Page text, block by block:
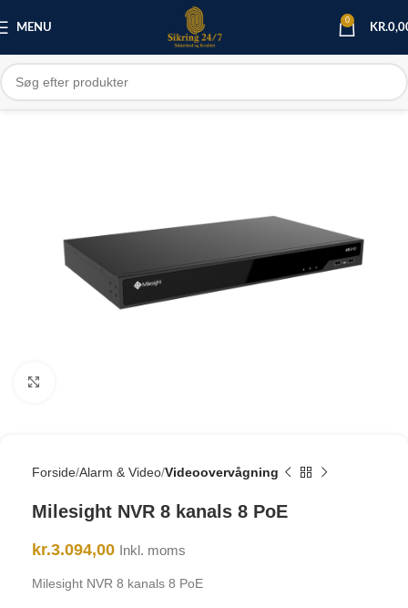
MENU
0
KR.
Forside Alarm & Video Videoovervågning
Milesight NVR 8 kanals 8 PoE
kr.3.094,00 Inkl. moms
Milesight NVR 8 kanals 8 PoE